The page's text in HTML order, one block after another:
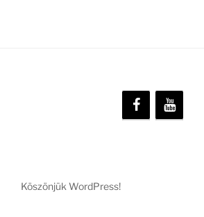
Köszönjük WordPress!